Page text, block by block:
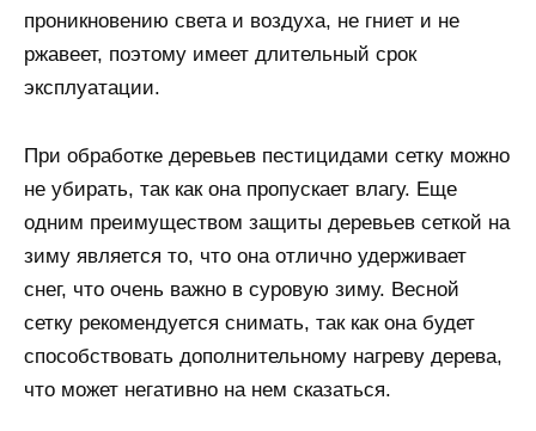
проникновению света и воздуха, не гниет и не
ржавеет, поэтому имеет длительный срок
эксплуатации.
При обработке деревьев пестицидами сетку можно
не убирать, так как она пропускает влагу. Еще
одним преимуществом защиты деревьев сеткой на
зиму является то, что она отлично удерживает
снег, что очень важно в суровую зиму. Весной
сетку рекомендуется снимать, так как она будет
способствовать дополнительному нагреву дерева,
что может негативно на нем сказаться.